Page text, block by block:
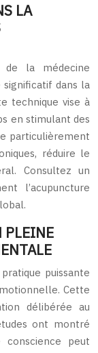
LA
de la médecine
dans la
technique vise à
en stimulant des
particulièrement
réduire le
Consultez un
l’acupuncture
PLEINE
puissante
Cette
délibérée au
ont montré
peut